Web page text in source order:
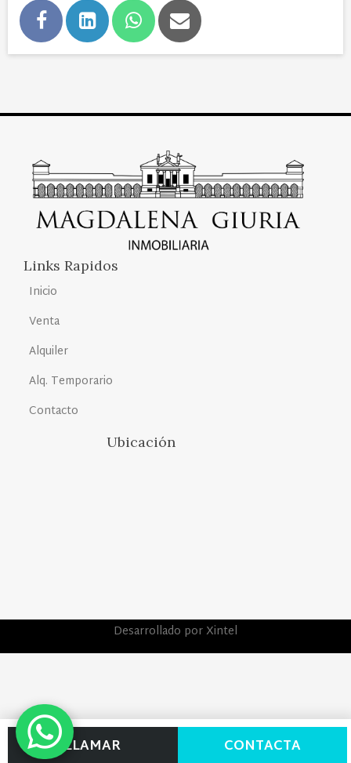
LLAMAR CONTACTA
Links Rapidos
Inicio
Venta
Alquiler
Alq. Temporario
Contacto
Ubicación
Desarrollado por Xintel